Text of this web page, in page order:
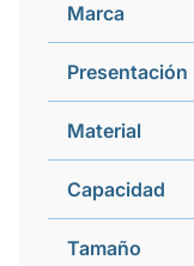
Marca
Presentación
Material
Capacidad
Tamaño